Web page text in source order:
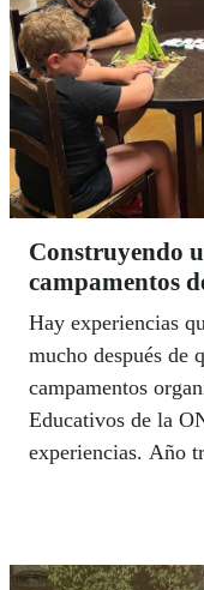
Construyendo
campamentos
Hay experiencias
mucho después de
campamentos
Educativos de la
experiencias. Año
tradición que